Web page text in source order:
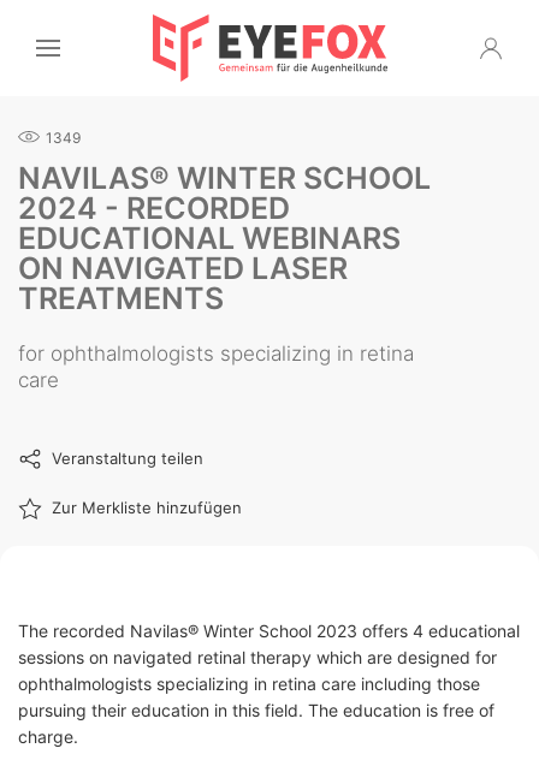
1349
NAVILAS® WINTER SCHOOL
2024 - RECORDED
EDUCATIONAL WEBINARS
ON NAVIGATED LASER
TREATMENTS
for ophthalmologists specializing in retina
care
Veranstaltung teilen
Zur Merkliste hinzufügen
The recorded Navilas® Winter School 2023 offers 4 educational
sessions on navigated retinal therapy which are designed for
ophthalmologists specializing in retina care including those
pursuing their education in this field. The education is free of
charge.